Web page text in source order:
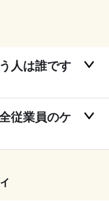
人は誰です
従業員のケ